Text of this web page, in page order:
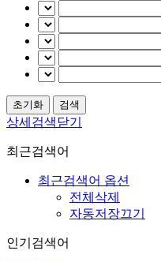
상세검색닫기
최근검색어
최근검색어 옵션
전체삭제
자동저장끄기
인기검색어